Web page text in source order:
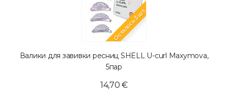
Осталось 3 шт.
Валики для завивки ресниц SHELL U-curl Maxymova,
5пар
14,70 €